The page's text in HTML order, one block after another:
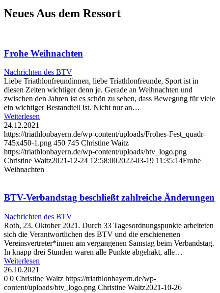
Neues Aus dem Ressort
Frohe Weihnachten
Nachrichten des BTV
Liebe Triathlonfreundinnen, liebe Triathlonfreunde, Sport ist in
diesen Zeiten wichtiger denn je. Gerade an Weihnachten und
zwischen den Jahren ist es schön zu sehen, dass Bewegung für viele
ein wichtiger Bestandteil ist. Nicht nur an…
Weiterlesen
24.12.2021
https://triathlonbayern.de/wp-content/uploads/Frohes-Fest_quadr-
745x450-1.png 450 745 Christine Waitz
https://triathlonbayern.de/wp-content/uploads/btv_logo.png
Christine Waitz2021-12-24 12:58:002022-03-19 11:35:14Frohe
Weihnachten
BTV-Verbandstag beschließt zahlreiche Änderungen
Nachrichten des BTV
Roth, 23. Oktober 2021. Durch 33 Tagesordnungspunkte arbeiteten
sich die Verantwortlichen des BTV und die erschienenen
Vereinsvertreter*innen am vergangenen Samstag beim Verbandstag.
In knapp drei Stunden waren alle Punkte abgehakt, alle…
Weiterlesen
26.10.2021
0 0 Christine Waitz https://triathlonbayern.de/wp-
content/uploads/btv_logo.png Christine Waitz2021-10-26